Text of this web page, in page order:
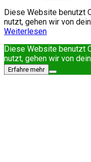
Diese Website benutzt
nutzt, gehen wir von
Weiterlesen
Diese Website benutzt
nutzt, gehen wir von
Erfahre mehr